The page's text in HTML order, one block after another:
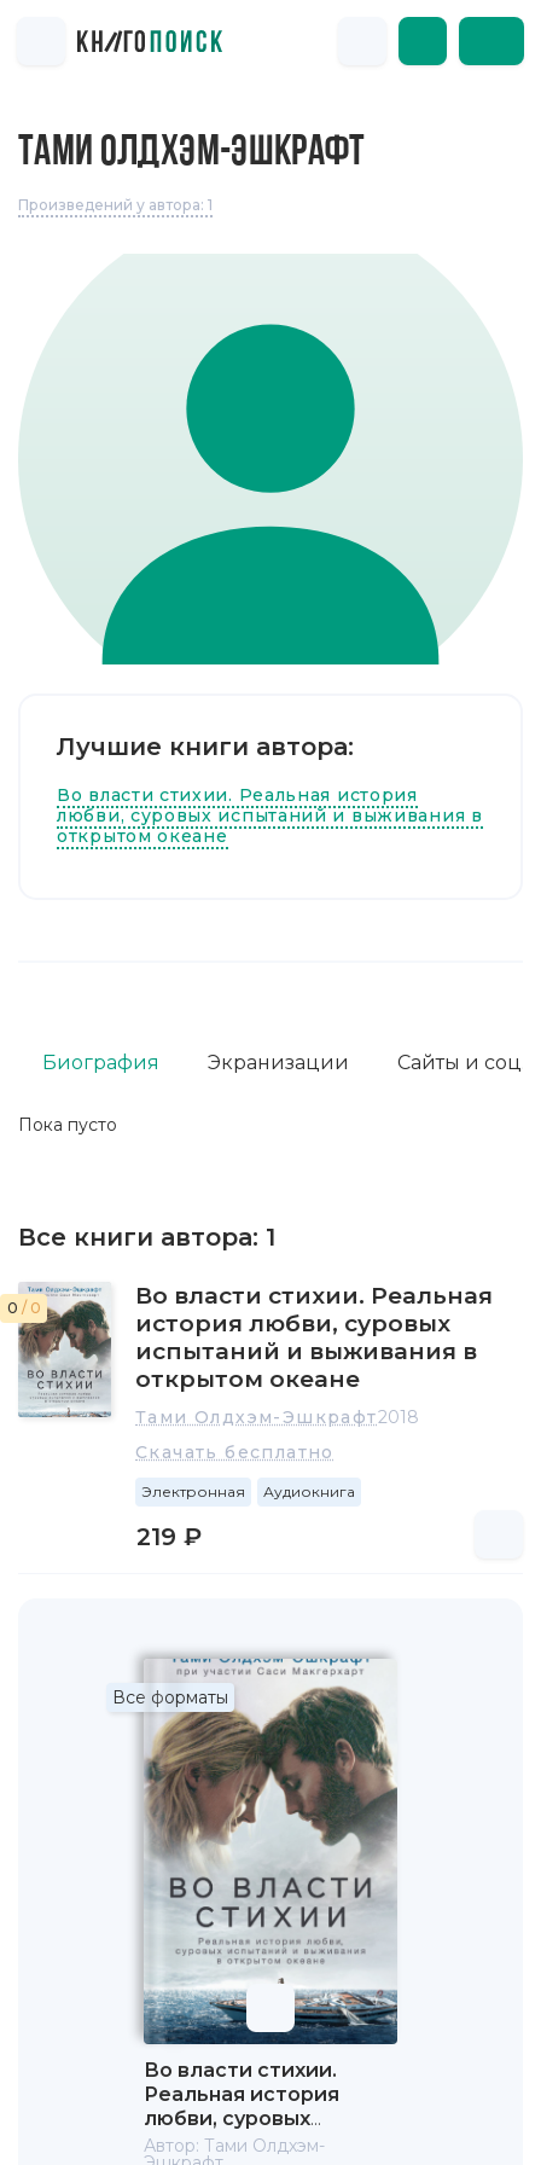
ТАМИ ОЛДХЭМ-ЭШКРАФТ
Произведений у автора: 1
Лучшие книги автора:
Во власти стихии. Реальная история
любви, суровых испытаний и выживания в
открытом океане
Пока пусто
Биография Экранизации Сайты и соц.
Все книги автора: 1
0 / 0
Во власти стихии. Реальная
история любви, суровых
испытаний и выживания в
открытом океане
Тами Олдхэм-Эшкрафт2018
Скачать бесплатно
Электронная Аудиокнига
219 ₽
Все форматы
Во власти стихии.
Реальная история
любви, суровых
испытаний и
Автор: Тами Олдхэм-